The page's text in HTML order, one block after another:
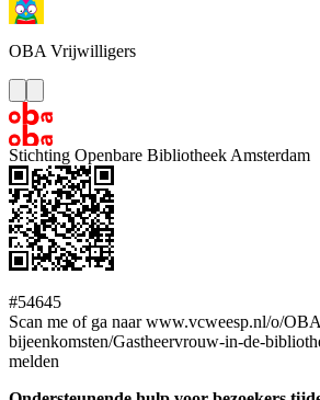
OBA Vrijwilligers
Stichting Openbare Bibliotheek Amsterdam
#54645
Scan me of ga naar www.vcweesp.nl/o/
bijeenkomsten/Gastheervrouw-in-de-
melden